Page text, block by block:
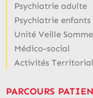
Psychiatrie adulte
Psychiatrie enfants
Unité Veille
Médico-social
Activités
PARCOURS